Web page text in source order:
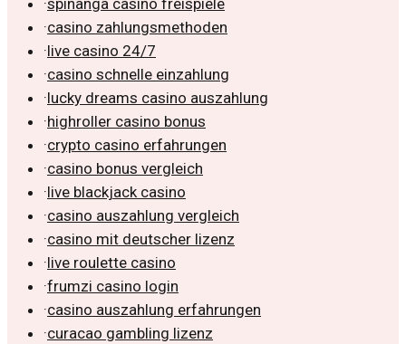
·spinanga casino freispiele
·casino zahlungsmethoden
·live casino 24/7
·casino schnelle einzahlung
·lucky dreams casino auszahlung
·highroller casino bonus
·crypto casino erfahrungen
·casino bonus vergleich
·live blackjack casino
·casino auszahlung vergleich
·casino mit deutscher lizenz
·live roulette casino
·frumzi casino login
·casino auszahlung erfahrungen
·curacao gambling lizenz